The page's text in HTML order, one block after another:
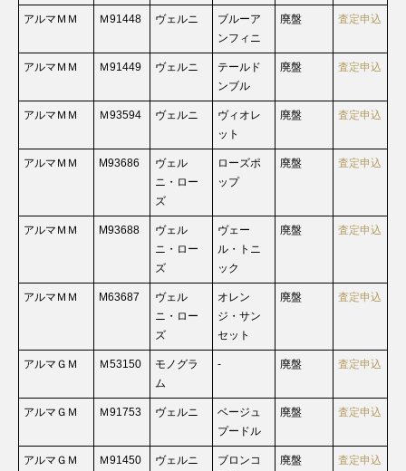
アルマＭＭ Ｍ91448 ヴェルニ
ブルーア
ンフィニ
廃盤 査定申込
アルマＭＭ Ｍ91449 ヴェルニ
テールド
ンブル
廃盤 査定申込
アルマＭＭ Ｍ93594 ヴェルニ
ヴィオレ
ット
廃盤 査定申込
アルマＭＭ M93686
ヴェル
ニ・ロー
ズ
ローズポ
ップ
廃盤 査定申込
アルマＭＭ M93688
ヴェル
ニ・ロー
ズ
ヴェー
ル・トニ
ック
廃盤 査定申込
アルマＭＭ M63687
ヴェル
ニ・ロー
ズ
オレン
ジ・サン
セット
廃盤 査定申込
アルマＧＭ Ｍ53150
モノグラ
ム
- 廃盤 査定申込
アルマＧＭ Ｍ91753 ヴェルニ
ベージュ
プードル
廃盤 査定申込
アルマＧＭ Ｍ91450 ヴェルニ
ブロンコ
廃盤 査定申込